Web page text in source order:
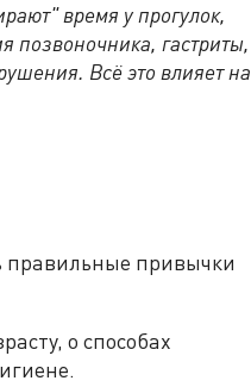
время у прогулок,
позвоночника, гастриты,
Всё это влияет на
правильные привычки
о способах